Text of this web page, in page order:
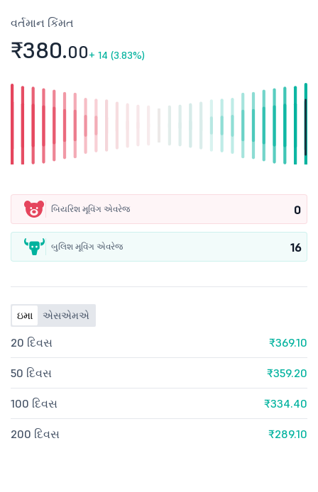
વર્તમાન કિંમત
₹380.00+ 14 (3.83%)
બિયરિશ મૂવિંગ એવરેજ 0
બુલિશ મૂવિંગ એવરેજ 16
ઇમા એસએમએ
20 દિવસ ₹369.10
50 દિવસ ₹359.20
100 દિવસ ₹334.40
200 દિવસ ₹289.10